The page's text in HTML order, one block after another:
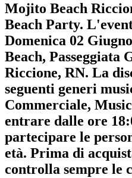
Mojito Beach
Beach Party.
Domenica 02
Beach, Passeggiata
Riccione, RN. La
seguenti generi
Commerciale,
entrare dalle ore
partecipare le
età. Prima di
controlla sempre le